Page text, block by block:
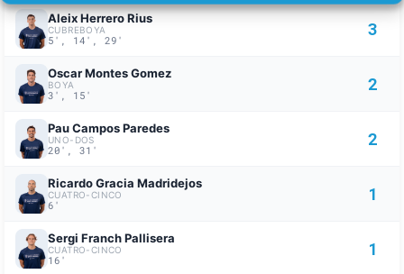
Aleix Herrero Rius
CUBREBOYA
5', 14', 29'
3
Oscar Montes Gomez
BOYA
3', 15'
2
Pau Campos Paredes
UNO-DOS
20', 31'
2
Ricardo Gracia Madridejos
CUATRO-CINCO
6'
1
Sergi Franch Pallisera
CUATRO-CINCO
16'
1